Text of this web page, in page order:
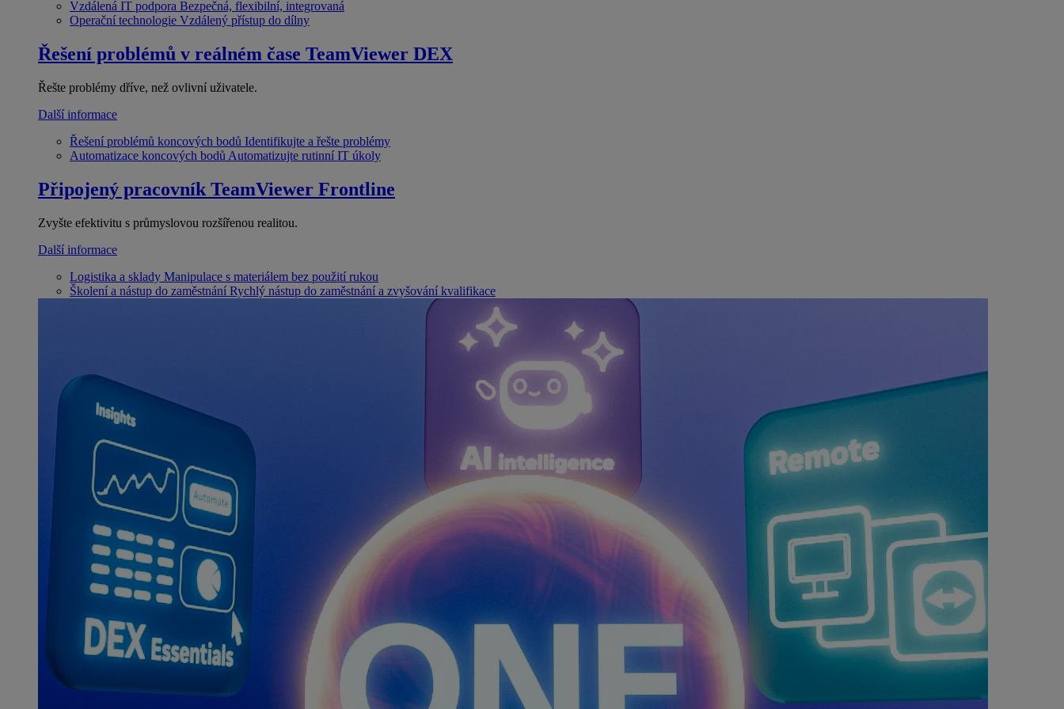
Vzdálená IT podpora Bezpečná, flexibilní, integrovaná
Operační technologie Vzdálený přístup do dílny
Řešení problémů v reálném čase TeamViewer DEX
Řešte problémy dříve, než ovlivní uživatele.
Další informace
Řešení problémů koncových bodů Identifikujte a řešte problémy
Automatizace koncových bodů Automatizujte rutinní IT úkoly
Připojený pracovník TeamViewer Frontline
Zvyšte efektivitu s průmyslovou rozšířenou realitou.
Další informace
Logistika a sklady Manipulace s materiálem bez použití rukou
Školení a nástup do zaměstnání Rychlý nástup do zaměstnání a zvyšování kvalifikace